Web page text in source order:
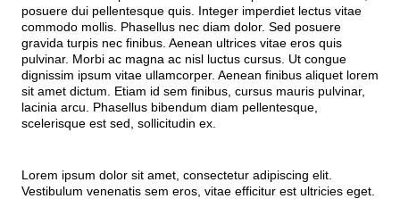
posuere dui pellentesque quis. Integer imperdiet lectus vitae
commodo mollis. Phasellus nec diam dolor. Sed posuere
gravida turpis nec finibus. Aenean ultrices vitae eros quis
pulvinar. Morbi ac magna ac nisl luctus cursus. Ut congue
dignissim ipsum vitae ullamcorper. Aenean finibus aliquet lorem
sit amet dictum. Etiam id sem finibus, cursus mauris pulvinar,
lacinia arcu. Phasellus bibendum diam pellentesque,
scelerisque est sed, sollicitudin ex.
Lorem ipsum dolor sit amet, consectetur adipiscing elit.
Vestibulum venenatis sem eros, vitae efficitur est ultricies eget.